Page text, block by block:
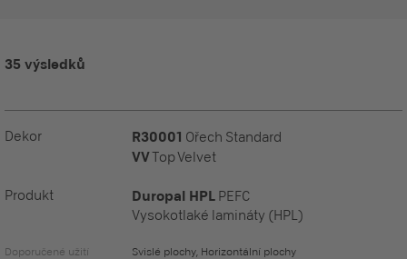
35 výsledků
Dekor R30001 Ořech Standard
VVTop Velvet
Produkt Duropal HPL PEFC
Vysokotlaké lamináty (HPL)
Doporučené užití Svislé plochy, Horizontální plochy